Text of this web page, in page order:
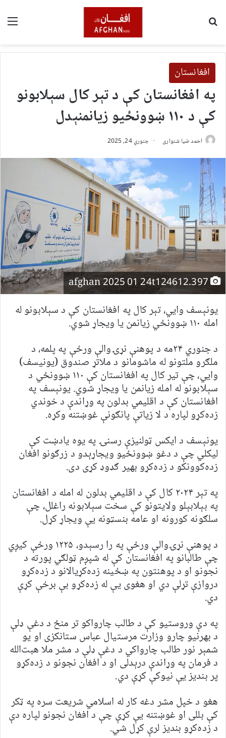
افغانستان
په افغانستان کې د تېر کال سېلابونو
کې د ۱۱۰ ښوونځیو زیانمنېدل
احمد ضیا شنواری جنوري 24, 2025
یونېسف وايي، تېر کال په افغانستان کې د سېلابونو له
امله ۱۱۰ ښوونځي زیانمن یا ویجاړ شوي.
د جنوري ۲۴مه د پوهنې نړۍوالې ورځې په پلمه، د
ملګرو ملتونو له ماشومانو د ملاتړ صندوق (یونیسف)
وايي، چې تیر کال په افغانستان کې ۱۱۰ ښوونځي د
سېلابونو له امله زیانمن یا ویجاړ شوي. یونېسف په
افغانستان کې د اقلیمي بدلون په وړاندې د خوندي
زده‌کړو لپاره د لا زیاتې پانګونې غوښتنه وکړه.
یونېسف د ایکس ټولنیزې رسنۍ په یوه یادښت کې
لیکلي چې د دغو ښوونځیو ویجاړېدو د زرګونو افغان
زده‌کوونکو د زده‌کړو بهیر ګډوډ کړی دی.
په تېر ۲۰۲۴ کال کې د اقلیمي بدلون له امله د افغانستان
په بېلابېلو ولایتونو کې سخت سېلابونه راغلل، چې
سلګونه کورونه او عامه بنسټونه یې ویجاړ کړل.
د پوهنې نړۍوالې ورځې په را رسېدو، ۱۲۲۵ ورځې کیږي
چې طالبانو په افغانستان کې له شپږم ټولګي پورته د
نجونو او د پوهنتون په ښځینه زده‌کړیالانو د زده‌کړو
دروازې تړلې دي او هغوی یې له زده‌کړو بې برخې کړې
دي.
په دې وروستیو کې د طالب چارواکو تر منځ د دغې ډلې
د بهرنیو چارو وزارت مرستیال عباس ستانکزی او یو
شمېر نور طالب چارواکي د دغې ډلې د مشر ملا هبت‌الله
د فرمان په وړاندې درېدلی او د افغان نجونو د زده‌کړو
پر بندیز یې نیوکې کړې دي.
هغو د خپل مشر دغه کار له اسلامي شریعت سره په ټکر
کې بللی او غوښتنه یې کړې چې د افغان نجونو لپاره دې
د زده‌کړو بندیز لرې کړل شي.